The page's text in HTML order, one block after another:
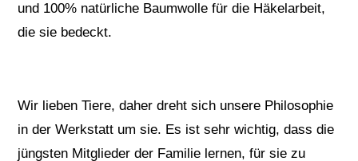
und 100% natürliche Baumwolle für die Häkelarbeit,
die sie bedeckt.
Wir lieben Tiere, daher dreht sich unsere Philosophie
in der Werkstatt um sie. Es ist sehr wichtig, dass die
jüngsten Mitglieder der Familie lernen, für sie zu